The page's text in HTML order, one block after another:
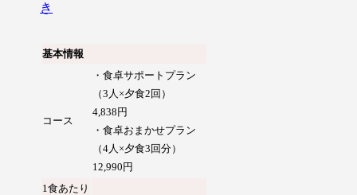
き
基本情報
コース
・食卓サポートプラン
（3人×夕食2回）
4,838円
・食卓おまかせプラン
（4人×夕食3回分）
12,990円
1食あたり